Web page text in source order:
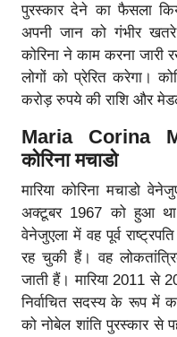
पुरस्कार देने का फैसला
अपनी जान को गंभीर
कोरिना ने काम करना
लोगों को प्रेरित करेगा।
करोड़ रुपये की राशि और
Maria Corina
कोरिना मचाडो
मारिया कोरिना मचाडो
अक्टूबर 1967 को हुआ
वेनेजुएला में वह पूर्व
रह चुकी हैं। वह
जाती हैं। मारिया 2011 से
निर्वाचित सदस्य के रूप में
को नोबेल शांति पुरस्कार से